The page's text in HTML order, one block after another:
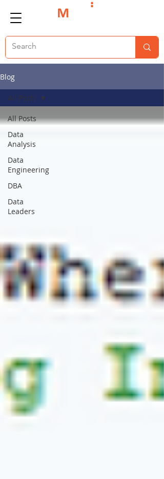
Blog
All Posts
Data
Analysis
Data
Engineering
DBA
Data
Leaders
All Posts